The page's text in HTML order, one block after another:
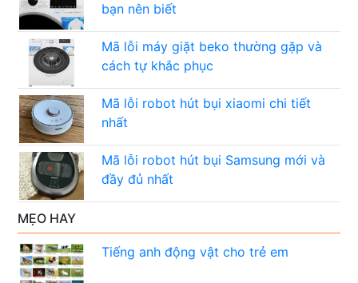
bạn nên biết
Mã lỗi máy giặt beko thường gặp và
cách tự khắc phục
Mã lỗi robot hút bụi xiaomi chi tiết
nhất
Mã lỗi robot hút bụi Samsung mới và
đầy đủ nhất
MẸO HAY
Tiếng anh động vật cho trẻ em